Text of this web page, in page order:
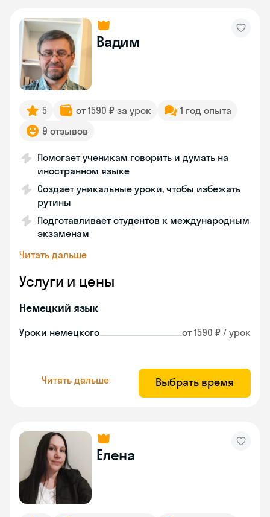
Вадим
5 от 1590 ₽ за урок
1 год опыта
9 отзывов
Помогает ученикам говорить и думать на
иностранном языке
Создает уникальные уроки, чтобы избежать
рутины
Подготавливает студентов к международным
экзаменам
Читать дальше
Услуги и цены
Немецкий язык
Уроки немецкого от 1590 ₽ / урок
Читать дальше Выбрать время
Елена